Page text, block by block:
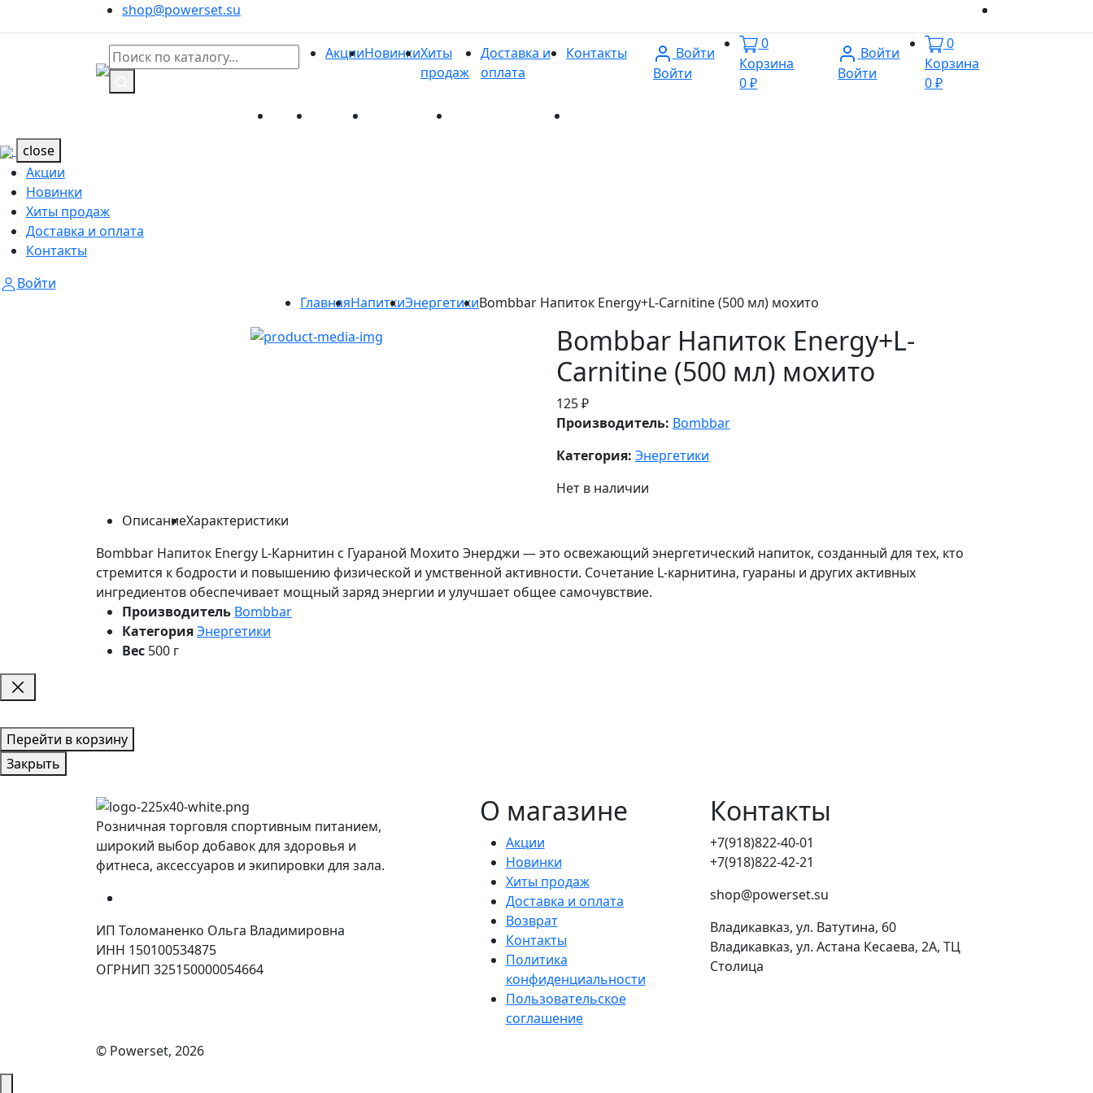
shop@powerset.su
АкцииНовинкиХиты
продаж
Доставка и
оплата
Контакты
Войти
Войти
0
Корзина
0 ₽
Войти
Войти
0
Корзина
0 ₽
Акции Новинки Хиты продаж Доставка и оплата
close
Акции
Новинки
Хиты продаж
Доставка и оплата
Контакты
Войти
ГлавнаяНапиткиЭнергетикиBombbar Напиток Energy+L-Carnitine (500 мл) мохито
Bombbar Напиток Energy+L-
Carnitine (500 мл) мохито
125 ₽
Производитель: Bombbar
Категория: Энергетики
Нет в наличии
ОписаниеХарактеристики
Bombbar Напиток Energy L-Карнитин с Гуараной Мохито Энерджи — это освежающий энергетический напиток, созданный для тех, кто
стремится к бодрости и повышению физической и умственной активности. Сочетание L-карнитина, гуараны и других активных
ингредиентов обеспечивает мощный заряд энергии и улучшает общее самочувствие.
Производитель Bombbar
КатегорияЭнергетики
Вес 500 г
Перейти в корзину
Закрыть
Розничная торговля спортивным питанием,
широкий выбор добавок для здоровья и
фитнеса, аксессуаров и экипировки для зала.
ИП Толоманенко Ольга Владимировна
ИНН 150100534875
ОГРНИП 325150000054664
О магазине
Акции
Новинки
Хиты продаж
Доставка и оплата
Возврат
Контакты
Политика
конфиденциальности
Пользовательское
соглашение
Контакты
+7(918)822-40-01
+7(918)822-42-21
shop@powerset.su
Владикавказ, ул. Ватутина, 60
Владикавказ, ул. Астана Кесаева, 2А, ТЦ
Столица
© Powerset, 2026